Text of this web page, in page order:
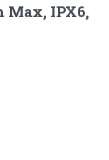
Max, IPX6,